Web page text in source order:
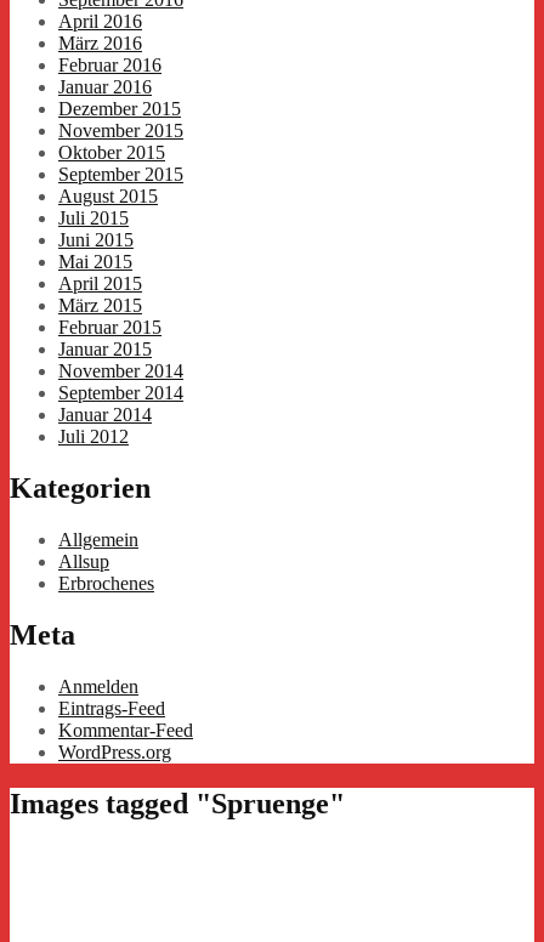
April 2016
März 2016
Februar 2016
Januar 2016
Dezember 2015
November 2015
Oktober 2015
September 2015
August 2015
Juli 2015
Juni 2015
Mai 2015
April 2015
März 2015
Februar 2015
Januar 2015
November 2014
September 2014
Januar 2014
Juli 2012
Kategorien
Allgemein
Allsup
Erbrochenes
Meta
Anmelden
Eintrags-Feed
Kommentar-Feed
WordPress.org
Images tagged "Spruenge"